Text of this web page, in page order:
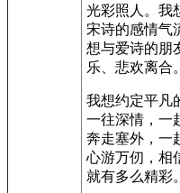
光彩照人。我
宋诗的感情气
想与爱诗的朋
乐、悲欢离合。
我想约定平凡
一往深情，一
奔走塞外，一
心游万仞，相
就有多么精彩。